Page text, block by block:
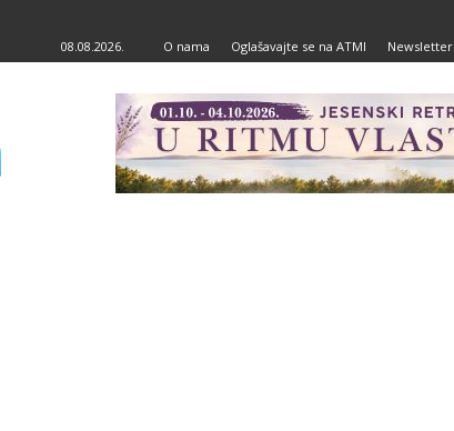
08.08.2026. O nama Oglašavajte se na ATMI Newsletter